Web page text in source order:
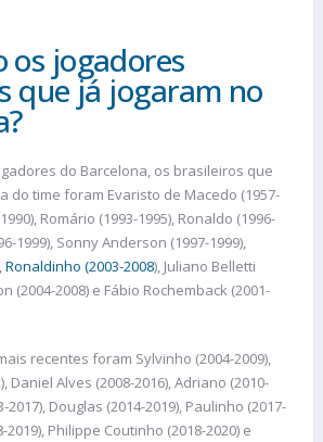
os jogadores
que já jogaram no
do Barcelona, os brasileiros que
do time foram Evaristo de Macedo (1957-
Romário (1993-1995), Ronaldo (1996-
1999), Sonny Anderson (1997-1999),
Ronaldinho (2003-2008), Juliano Belletti
(2004-2008) e Fábio Rochemback (2001-
recentes foram Sylvinho (2004-2009),
Daniel Alves (2008-2016), Adriano (2010-
2017), Douglas (2014-2019), Paulinho (2017-
2019), Philippe Coutinho (2018-2020) e